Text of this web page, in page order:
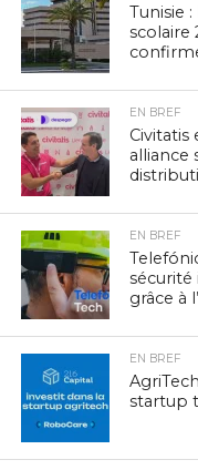
Tunisie
scolaire
EN BREF
Civitatis
alliance
EN BREF
sécurité
grâce à
EN BREF
startup